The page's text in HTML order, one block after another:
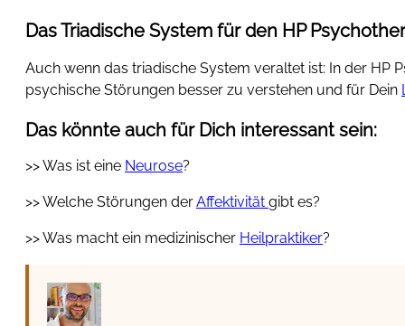
Das Triadische System für den HP
Auch wenn das triadische System veraltet ist: In der HP
psychische Störungen besser zu verstehen und für Dein
Das könnte auch für Dich interessant sein:
>> Was ist eine Neurose?
>> Welche Störungen derAffektivität gibt es?
>> Was macht ein medizinischer Heilpraktiker?